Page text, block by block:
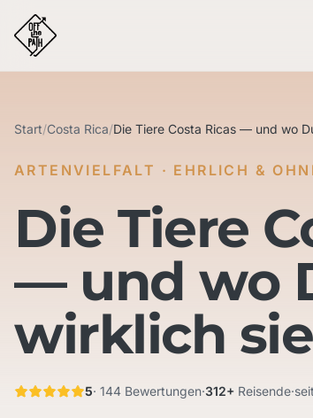
Start/Costa Rica/Die Tiere Costa Ricas — und wo
ARTENVIELFALT · EHRLICH &
Die Tiere
— und wo
wirklich
5· 144 Bewertungen·312+ Reisende·seit